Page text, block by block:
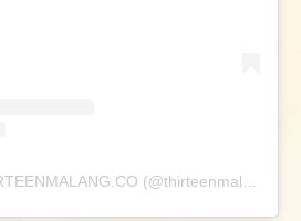
A post shared by THIRTEENMALANG.CO (@thirteenmalang.co)